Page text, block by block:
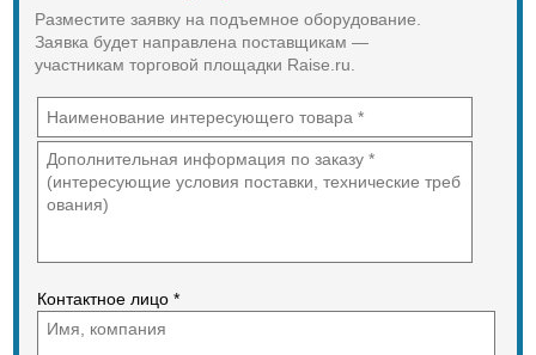
Разместите заявку на подъемное оборудование.
Заявка будет направлена поставщикам —
участникам торговой площадки Raise.ru.
Контактное лицо *